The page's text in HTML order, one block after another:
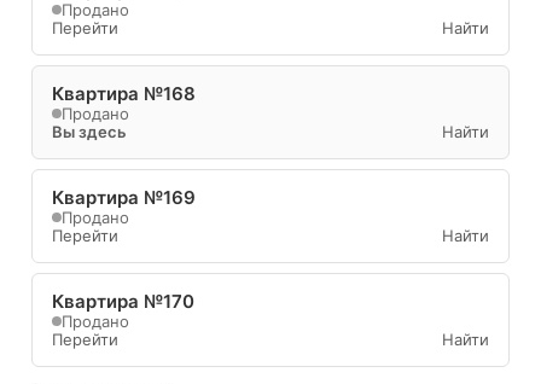
Продано
Перейти
Найти
Квартира №168
Продано
Вы здесь
Найти
Квартира №169
Продано
Перейти
Найти
Квартира №170
Продано
Перейти
Найти